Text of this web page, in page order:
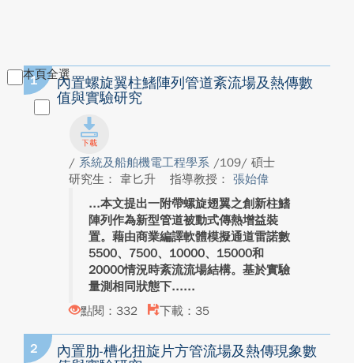
本頁全選
1
內置螺旋翼柱鰭陣列管道紊流場及熱傳數
值與實驗研究
/ 系統及船舶機電工程學系 /109/ 碩士
研究生： 韋匕升
指導教授： 張始偉
本文提出一附帶螺旋翅翼之創新柱鰭
陣列作為新型管道被動式傳熱增益裝
置。藉由商業編譯軟體模擬通道雷諾數
5500、7500、10000、15000和
20000情況時紊流流場結構。基於實驗
量測相同狀態下...
點閱：332
下載：35
2
內置肋-槽化扭旋片方管流場及熱傳現象數